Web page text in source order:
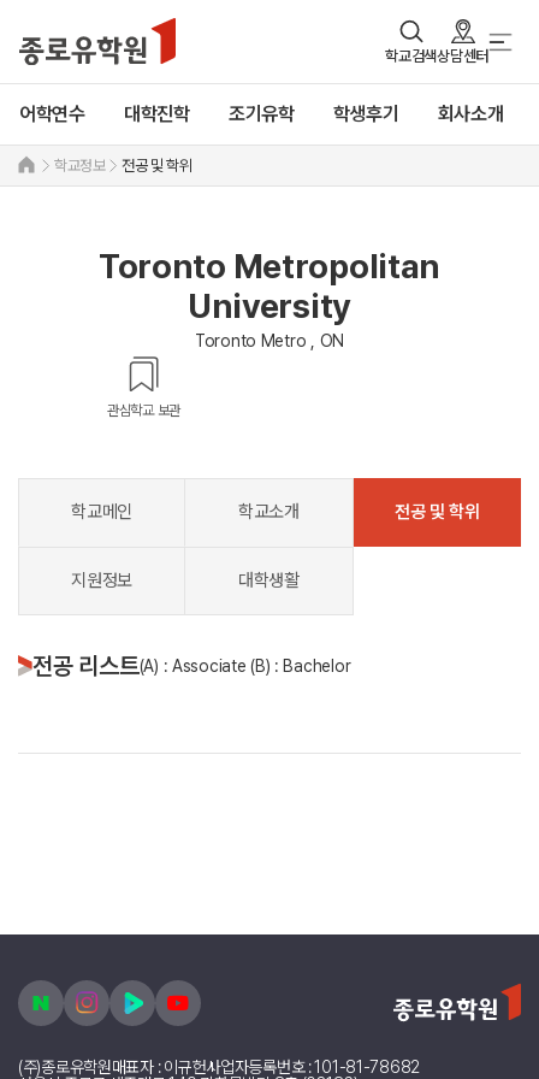
학교검색상담센터
어학연수 대학진학 조기유학 학생후기 회사소개
학교정보 전공 및 학위
Toronto Metropolitan
University
Toronto Metro , ON
관심학교 보관
학교메인 학교소개 전공 및 학위
지원정보 대학생활
전공 리스트(A) : Associate (B) : Bachelor
(주)종로유학원대표자 : 이규헌사업자등록번호 : 101-81-78682